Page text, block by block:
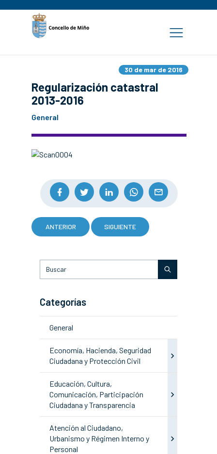
30 de mar de 2016
Regularización catastral
2013-2016
General
ANTERIOR SIGUIENTE
Categorías
General
Economía, Hacienda, Seguridad
Ciudadana y Protección Civil
Educación, Cultura,
Comunicación, Participación
Ciudadana y Transparencia
Atención al Ciudadano,
Urbanismo y Régimen Interno y
Personal